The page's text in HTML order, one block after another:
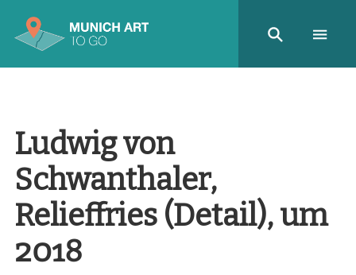
Ludwig von
Schwanthaler,
Relieffries (Detail), um
2018